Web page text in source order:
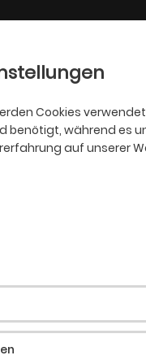
Cookies
benötigt, während es
auf unserer